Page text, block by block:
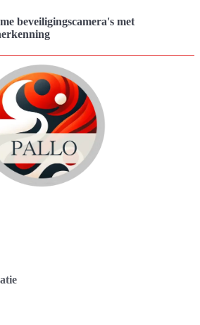
beveiligingscamera's met